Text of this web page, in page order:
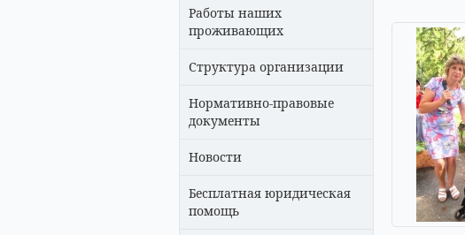
Работы наших
проживающих
Структура организации
Нормативно-правовые
документы
Новости
Бесплатная юридическая
помощь